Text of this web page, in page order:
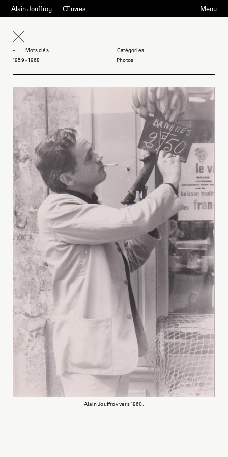
Alain Jouffroy Œuvres Menu
Mots clés
1959 - 1968
Photos
Alain Jouffroy vers 1960.